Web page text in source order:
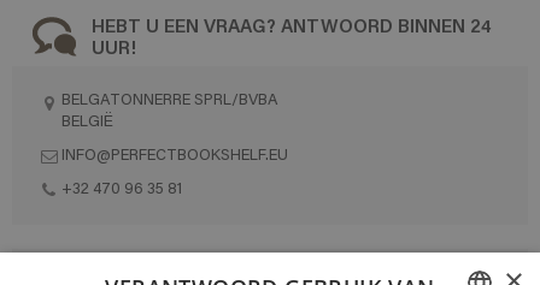
HEBT U EEN VRAAG? ANTWOORD BINNEN 24
UUR!
BELGATONNERRE SPRL/BVBA
BELGIË
INFO@PERFECTBOOKSHELF.EU
+32 470 96 35 81